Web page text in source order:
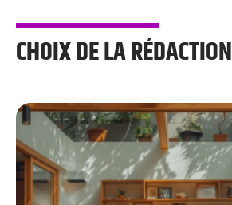
CHOIX DE LA RÉDACTION